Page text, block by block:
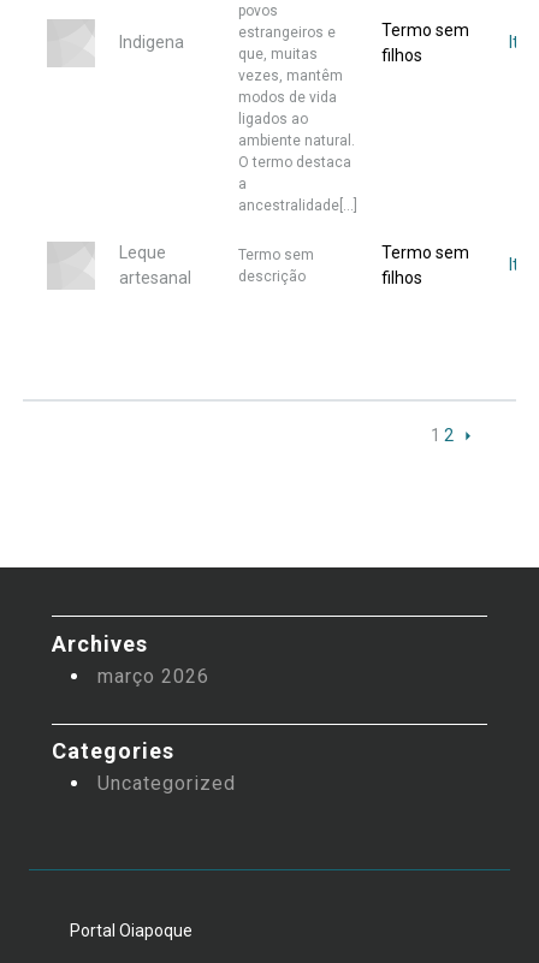
Indigena
povos
estrangeiros e
que, muitas
vezes, mantêm
modos de vida
ligados ao
ambiente natural.
O termo destaca
a
ancestralidade[...]
Termo sem
filhos
Leque
artesanal
Termo sem
descrição
Termo sem
filhos
1 2
Archives
março 2026
Categories
Uncategorized
Portal Oiapoque